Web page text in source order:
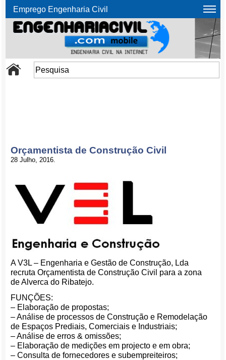
Emprego Engenharia Civil
Orçamentista de Construção Civil
28 Julho, 2016.
A V3L – Engenharia e Gestão de Construção, Lda
recruta Orçamentista de Construção Civil para a zona
de Alverca do Ribatejo.
FUNÇÕES:
– Elaboração de propostas;
– Análise de processos de Construção e Remodelação
de Espaços Prediais, Comerciais e Industriais;
– Análise de erros & omissões;
– Elaboração de medições em projecto e em obra;
– Consulta de fornecedores e subempreiteiros;